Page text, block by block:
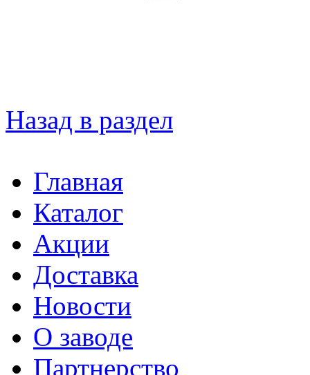
Назад в раздел
Главная
Каталог
Акции
Доставка
Новости
О заводе
Партнерство